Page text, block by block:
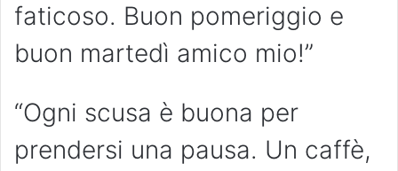
faticoso. Buon pomeriggio e
buon martedì amico mio!”
“Ogni scusa è buona per
prendersi una pausa. Un caffè,